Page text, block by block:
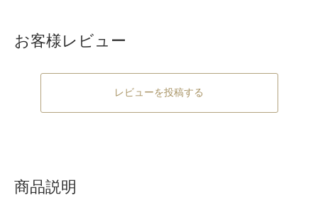
お客様レビュー
レビューを投稿する
商品説明